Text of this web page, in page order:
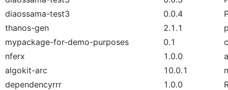
diaossama-test3
0.0.4
thanos-gen
2.1.1
mypackage-for-demo-purposes
0.1
nferx
1.0.0
algokit-arc
10.0.1
dependencyrrr
1.0.0